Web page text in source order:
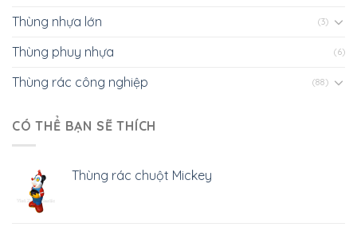
Thùng nhựa lớn (3)
Thùng phuy nhựa (6)
Thùng rác công nghiệp (88)
CÓ THỂ BẠN SẼ THÍCH
Thùng rác chuột Mickey